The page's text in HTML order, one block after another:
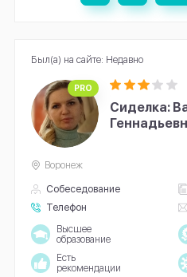
PRO
Сиделка:
Собеседование
Телефон
Воронеж
Высшее
образование
Есть
рекомендации
Был(а) на сайте: Недавно